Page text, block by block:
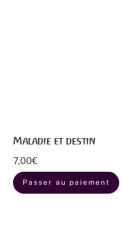
Maladie et destin
7,00€
Passer au paiement